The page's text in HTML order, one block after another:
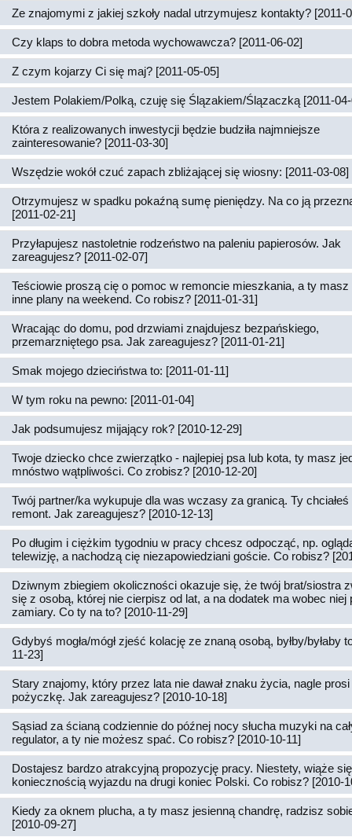
Ze znajomymi z jakiej szkoły nadal utrzymujesz kontakty? [2011-
Czy klaps to dobra metoda wychowawcza? [2011-06-02]
Z czym kojarzy Ci się maj? [2011-05-05]
Jestem Polakiem/Polką, czuję się Ślązakiem/Ślązaczką [2011-
Która z realizowanych inwestycji będzie budziła najmniejsze
zainteresowanie? [2011-03-30]
Wszędzie wokół czuć zapach zbliżającej się wiosny: [2011-03-08]
Otrzymujesz w spadku pokaźną sumę pieniędzy. Na co ją
[2011-02-21]
Przyłapujesz nastoletnie rodzeństwo na paleniu papierosów. Jak
zareagujesz? [2011-02-07]
Teściowie proszą cię o pomoc w remoncie mieszkania, a ty masz
inne plany na weekend. Co robisz? [2011-01-31]
Wracając do domu, pod drzwiami znajdujesz bezpańskiego,
przemarzniętego psa. Jak zareagujesz? [2011-01-21]
Smak mojego dzieciństwa to: [2011-01-11]
W tym roku na pewno: [2011-01-04]
Jak podsumujesz mijający rok? [2010-12-29]
Twoje dziecko chce zwierzątko - najlepiej psa lub kota, ty masz
mnóstwo wątpliwości. Co zrobisz? [2010-12-20]
Twój partner/ka wykupuje dla was wczasy za granicą. Ty
remont. Jak zareagujesz? [2010-12-13]
Po długim i ciężkim tygodniu w pracy chcesz odpocząć, np.
telewizję, a nachodzą cię niezapowiedziani goście. Co robisz?
Dziwnym zbiegiem okoliczności okazuje się, że twój brat/siostra
się z osobą, której nie cierpisz od lat, a na dodatek ma wobec niej
zamiary. Co ty na to? [2010-11-29]
Gdybyś mogła/mógł zjeść kolację ze znaną osobą, byłby/byłaby
11-23]
Stary znajomy, który przez lata nie dawał znaku życia, nagle
pożyczkę. Jak zareagujesz? [2010-10-18]
Sąsiad za ścianą codziennie do późnej nocy słucha muzyki na
regulator, a ty nie możesz spać. Co robisz? [2010-10-11]
Dostajesz bardzo atrakcyjną propozycję pracy. Niestety, wiąże
koniecznością wyjazdu na drugi koniec Polski. Co robisz? [2010-
Kiedy za oknem plucha, a ty masz jesienną chandrę, radzisz
[2010-09-27]